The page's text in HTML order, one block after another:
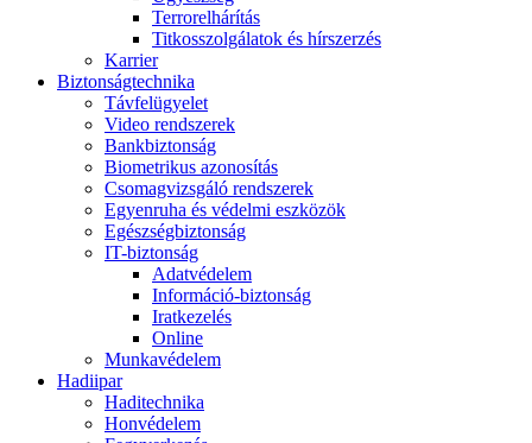
Terrorelhárítás
Titkosszolgálatok és hírszerzés
Karrier
Biztonságtechnika
Távfelügyelet
Video rendszerek
Bankbiztonság
Biometrikus azonosítás
Csomagvizsgáló rendszerek
Egyenruha és védelmi eszközök
Egészségbiztonság
IT-biztonság
Adatvédelem
Információ-biztonság
Iratkezelés
Online
Munkavédelem
Hadiipar
Haditechnika
Honvédelem